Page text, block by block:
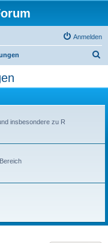
Anmelden
insbesondere zu R